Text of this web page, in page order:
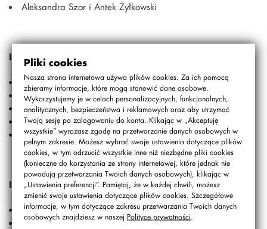
Pliki cookies
Nasza strona internetowa używa plików cookies. Za ich pomocą
zbieramy informacje, które mogą stanowić dane osobowe.
Wykorzystujemy je w celach personalizacyjnych, funkcjonalnych,
analitycznych, bezpieczeństwa i reklamowych oraz aby utrzymać
Twoją sesję po zalogowaniu do konta. Klikając w „Akceptuję
wszystkie” wyrażasz zgodę na przetwarzanie danych osobowych w
pełnym zakresie. Możesz wybrać swoje ustawienia dotyczące plików
cookies, w tym odrzucić wszystkie inne niż niezbędne pliki cookies
(konieczne do korzystania ze strony internetowej, które jednak nie
powodują przetwarzania Twoich danych osobowych), klikając w
„Ustawienia preferencji”. Pamiętaj, że w każdej chwili, możesz
zmienić swoje ustawienia dotyczące plików cookies. Szczegółowe
informacje, w tym dotyczące zakresu przetwarzania Twoich danych
osobowych znajdziesz w naszej Polityce prywatności
Aleksandra Szor i Antek Żyłkowski
II miejsce:
Kaja Dziubińska
Damian Kuźma
Maria Lewandowska
Michał Sadrzak
Mateusz Wójcik
III miejsce:
Krystian Dałkowski
Hanna Jędrzejczyk